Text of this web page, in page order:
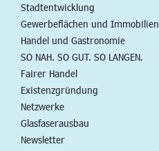
Stadtentwicklung
Gewerbeflächen und Immobilien
Handel und Gastronomie
SO NAH. SO GUT. SO LANGEN.
Fairer Handel
Existenzgründung
Netzwerke
Glasfaserausbau
Newsletter